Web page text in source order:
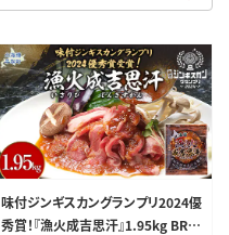
味付ジンギスカングランプリ2024優
秀賞！『漁火成吉思汗』1.95kg BRTI